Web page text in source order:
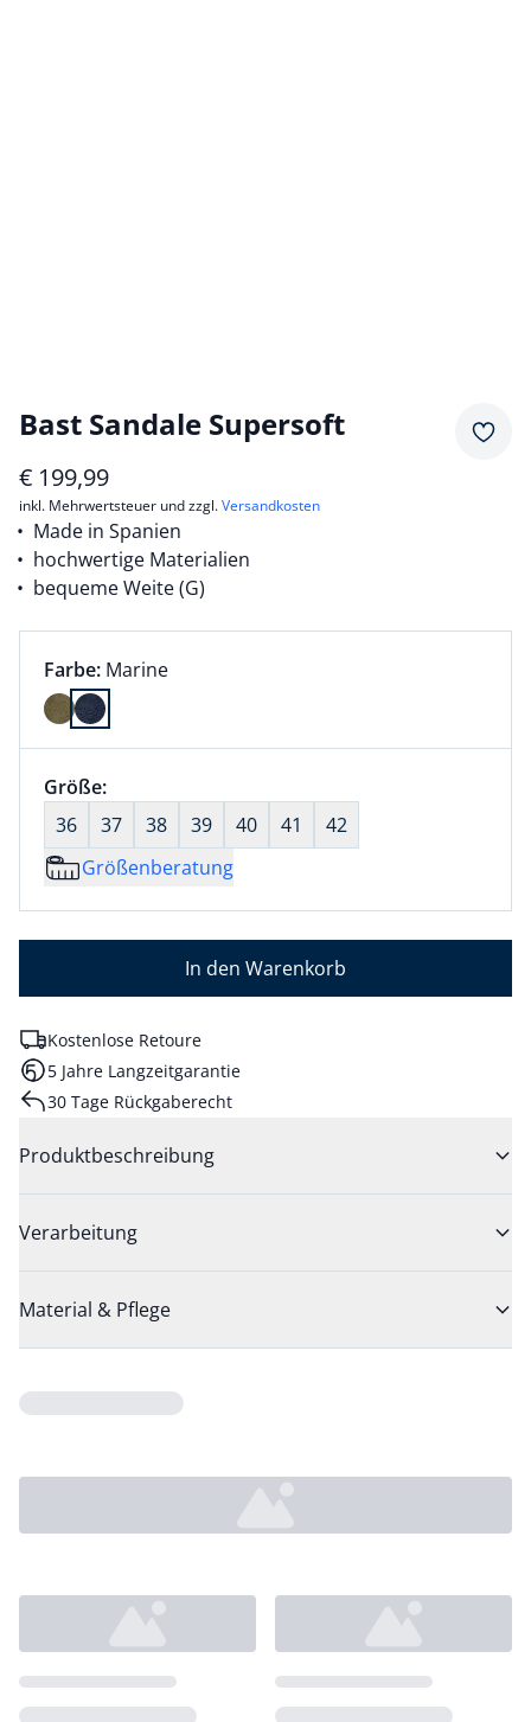
Bast Sandale Supersoft
€ 199,99
inkl. Mehrwertsteuer und zzgl.Versandkosten
Made in Spanien
hochwertige Materialien
bequeme Weite (G)
Farbauswahl:
Farbe: aktuell ausgewählt:
Marine
Farbe Marine ausgewählt
Größenauswahl:
Größe:nichts ausgewählt
36
37 38 39 40 41
42
Größenberatung
In den Warenkorb
Kostenlose Retoure
5 Jahre Langzeitgarantie
30 Tage Rückgaberecht
Produktbeschreibung
Verarbeitung
Material & Pflege